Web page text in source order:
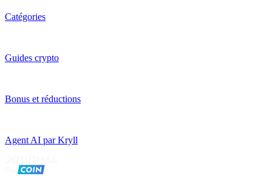
Catégories
Guides crypto
Bonus et réductions
Agent AI par Kryll